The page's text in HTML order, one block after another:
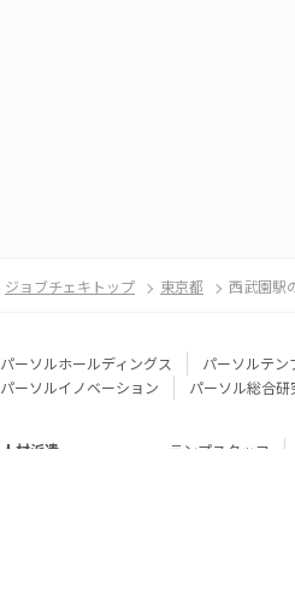
ジョブチェキトップ 東京都 西武園駅
パーソルホールディングス パーソルテン
パーソルイノベーション
パーソル総合研
人材派遣 テンプスタッフ